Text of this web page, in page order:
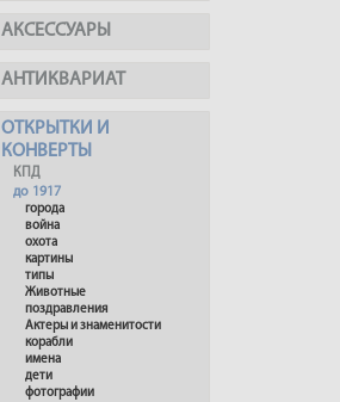
АКСЕССУАРЫ
АНТИКВАРИАТ
ОТКРЫТКИ И
КОНВЕРТЫ
КПД
до 1917
города
война
охота
картины
типы
Животные
поздравления
Актеры и знаменитости
корабли
имена
дети
фотографии